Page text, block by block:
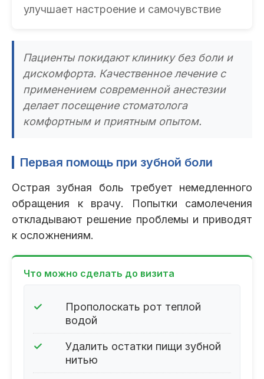
улучшает настроение и самочувствие
Пациенты покидают клинику без боли и
дискомфорта. Качественное лечение с
применением современной анестезии
делает посещение стоматолога
комфортным и приятным опытом.
Первая помощь при зубной боли
Острая зубная боль требует немедленного
обращения к врачу. Попытки самолечения
откладывают решение проблемы и приводят
к осложнениям.
Что можно сделать до визита
✓
Прополоскать рот теплой
водой
✓
Удалить остатки пищи зубной
нитью